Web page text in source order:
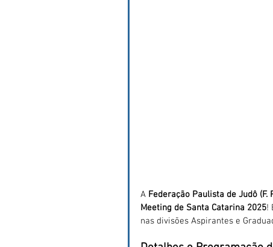
A Federação Paulista de Judô (F.
Meeting de Santa Catarina 2025!
nas divisões Aspirantes e